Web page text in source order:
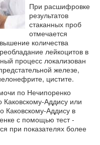
При расшифровке
результатов
стаканных проб
отмечается
количества
лейкоцитов в
процесс локализован
железе,
цистите.
по Нечипоренко
Каковскому-Аддису или
Каковскому-Аддису в
с помощью тест -
при показателях более